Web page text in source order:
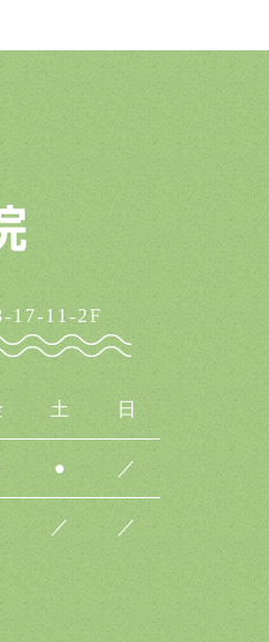
17-11-2F
土 日
● ／
／ ／